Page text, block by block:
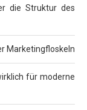
die Struktur des
Marketingfloskeln
für moderne